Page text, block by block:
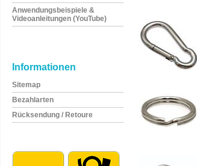
Anwendungsbeispiele &
Videoanleitungen (YouTube)
Informationen
Sitemap
Bezahlarten
Rücksendung / Retoure